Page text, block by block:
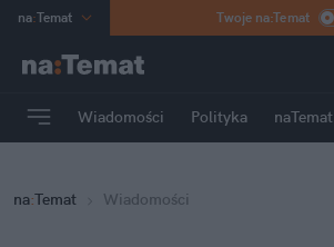
na:Temat
Poland
mama
Rozrywka
Twoje na:Temat
Wiadomości Polityka
na:Temat Wiadomości